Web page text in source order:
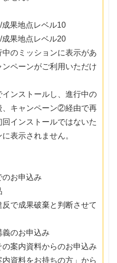
果地点レベル10
果地点レベル20
中のミッションに表示があ
ペーンがご利用いただけ
ンストールし、進行中の
、キャンペーン②経由で再
インストールではないた
表示されません。
のお申込み
反で成果破棄と判断させて
義のお申込み
の案内資料からのお申込み
内資料をお持ちの方」から